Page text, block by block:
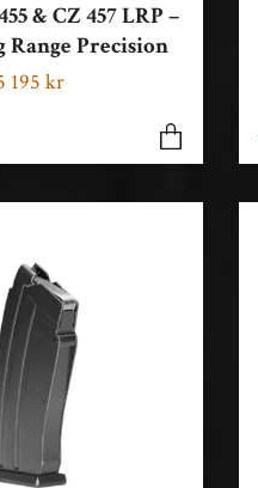
& CZ 457 LRP –
Range Precision
195 kr